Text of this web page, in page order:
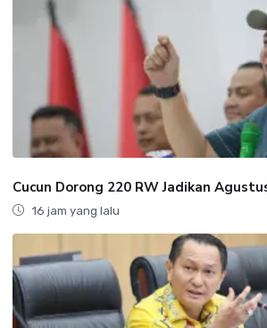
Cucun Dorong 220 RW Jadikan
16 jam yang lalu